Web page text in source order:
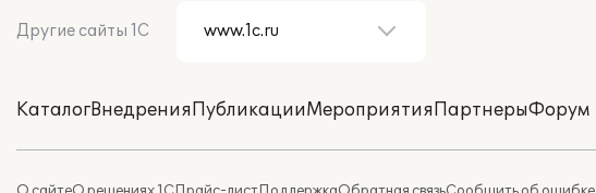
Другие сайты 1С
КаталогВнедренияПубликацииМероприятияПартнерыФорум